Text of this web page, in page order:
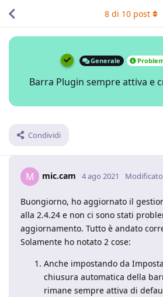
Generale
Barra Plugin sempre attiva e
Condividi
8di 10post
M mic.cam 4 ago 2021 Modificato
Buongiorno, ho aggiornato il
alla 2.4.24 e non ci sono stati
aggiornamento. Tutto è andato
Solamente ho notato 2 cose:
Anche impostando da
chiusura automatica della
rimane sempre attiva di